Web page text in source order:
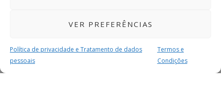
VER PREFERÊNCIAS
Política de privacidade e Tratamento de dados
pessoais
Termos e
Condições